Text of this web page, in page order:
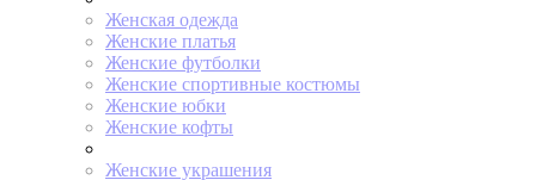
Женская одежда
Женские платья
Женские футболки
Женские спортивные костюмы
Женские юбки
Женские кофты
Женские украшения